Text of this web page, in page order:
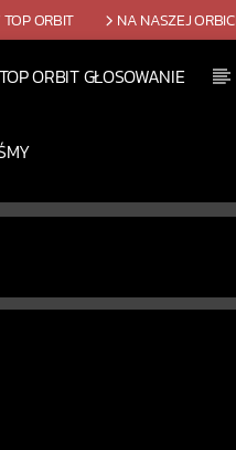
ORBIT NA NASZEJ
TOP ORBIT GŁOSOWANIE